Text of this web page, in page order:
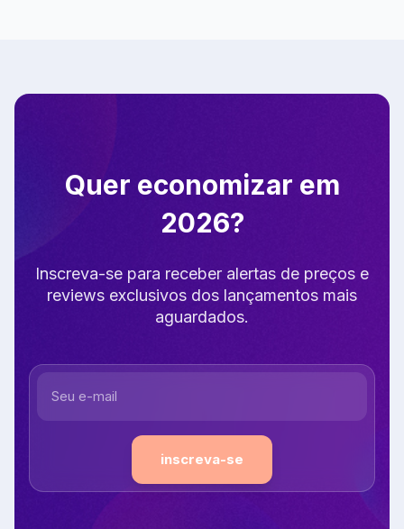
Quer economizar em
2026?
Inscreva-se para receber alertas de preços e
reviews exclusivos dos lançamentos mais
aguardados.
inscreva-se